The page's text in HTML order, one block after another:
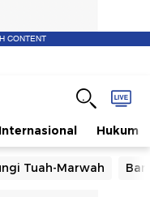
CONTENT
Internasional Hukum
Tuah-Marwah